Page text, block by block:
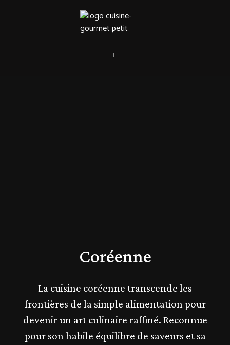
Coréenne
La cuisine coréenne transcende les
frontières de la simple alimentation pour
devenir un art culinaire raffiné. Reconnue
pour son habile équilibre de saveurs et sa